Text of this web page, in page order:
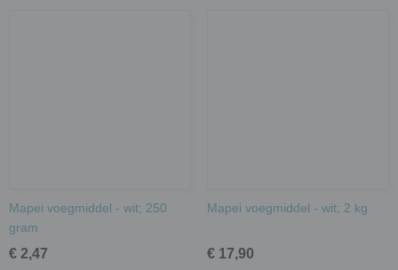
Mapei voegmiddel - wit; 250
gram
€ 2,47
Mapei voegmiddel - wit; 2 kg
€ 17,90